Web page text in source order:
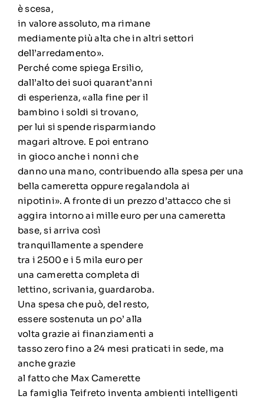
è scesa,
in valore assoluto, ma rimane
mediamente più alta che in altri settori
dell’arredamento».
Perché come spiega Ersilio,
dall’alto dei suoi quarant’anni
di esperienza, «alla fine per il
bambino i soldi si trovano,
per lui si spende risparmiando
magari altrove. E poi entrano
in gioco anche i nonni che
danno una mano, contribuendo alla spesa per una
bella cameretta oppure regalandola ai
nipotini». A fronte di un prezzo d’attacco che si
aggira intorno ai mille euro per una cameretta
base, si arriva così
tranquillamente a spendere
tra i 2500 e i 5 mila euro per
una cameretta completa di
lettino, scrivania, guardaroba.
Una spesa che può, del resto,
essere sostenuta un po’ alla
volta grazie ai finanziamenti a
tasso zero fino a 24 mesi praticati in sede, ma
anche grazie
al fatto che Max Camerette
La famiglia Teifreto inventa ambienti intelligenti